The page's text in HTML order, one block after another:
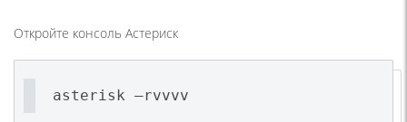
Откройте консоль Астериск
asterisk –rvvvv